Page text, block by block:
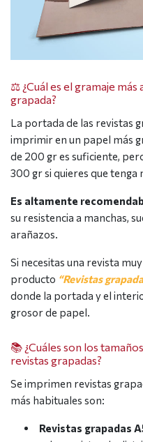
⚖️ ¿Cuál es el gramaje
grapada?
La portada de las revistas
imprimir en un papel más
de 200 gr es suficiente,
300 gr si quieres que
Es altamente
su resistencia a manchas,
arañazos.
Si necesitas una revista
producto “Revistas
donde la portada y el
grosor de papel.
📚 ¿Cuáles son los
revistas grapadas?
Se imprimen revistas
más habituales son:
Revistas grapadas